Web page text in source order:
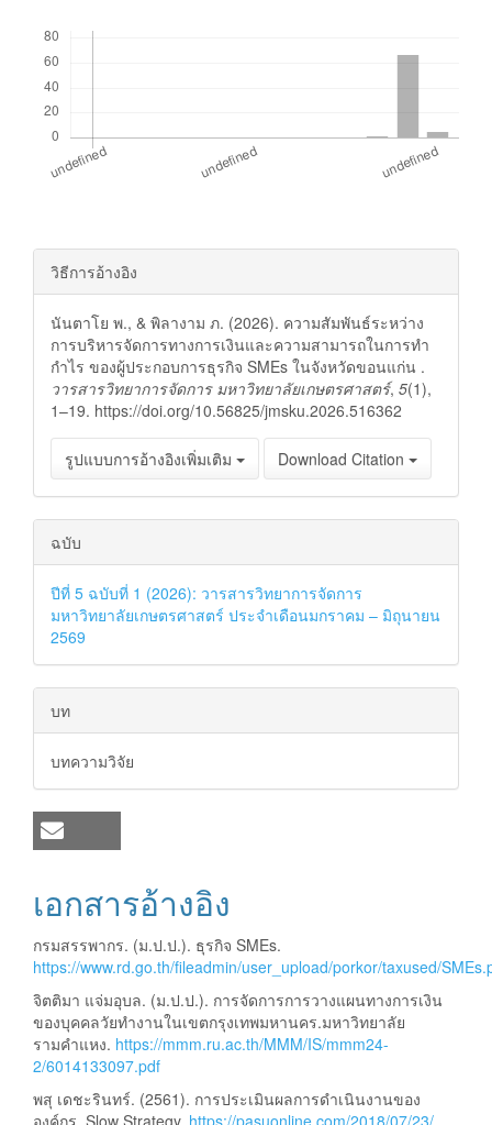
วิธีการอ้างอิง
นันตาโย พ., & พิลางาม ภ. (2026). ความสัมพันธ์ระหว่าง
การบริหารจัดการทางการเงินและความสามารถในการทำ
กำไร ของผู้ประกอบการธุรกิจ SMEs ในจังหวัดขอนแก่น .
วารสารวิทยาการจัดการ มหาวิทยาลัยเกษตรศาสตร์, 5(1),
1–19. https://doi.org/10.56825/jmsku.2026.516362
รูปแบบการอ้างอิงเพิ่มเติม Download Citation
ฉบับ
ปีที่ 5 ฉบับที่ 1 (2026): วารสารวิทยาการจัดการ
มหาวิทยาลัยเกษตรศาสตร์ ประจำเดือนมกราคม – มิถุนายน
2569
บท
บทความวิจัย
เอกสารอ้างอิง
กรมสรรพากร. (ม.ป.ป.). ธุรกิจ SMEs.
https://www.rd.go.th/fileadmin/user_upload/porkor/taxused/
จิตติมา แจ่มอุบล. (ม.ป.ป.). การจัดการการวางแผนทางการเงิน
ของบุคคลวัยทำงานในเขตกรุงเทพมหานคร.มหาวิทยาลัย
รามคำแหง. https://mmm.ru.ac.th/MMM/IS/mmm24-
2/6014133097.pdf
พสุ เดชะรินทร์. (2561). การประเมินผลการดำเนินงานของ